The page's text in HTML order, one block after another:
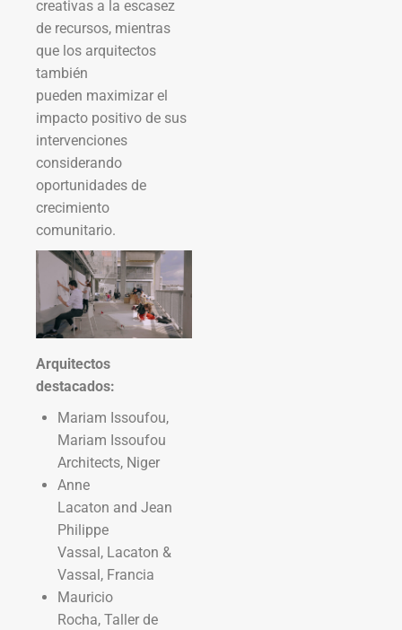
creativas a la escasez
de recursos, mientras
que los arquitectos
también
pueden maximizar el
impacto positivo de sus
intervenciones
considerando
oportunidades de
crecimiento
comunitario.
Arquitectos
destacados:
Mariam Issoufou,
Mariam Issoufou
Architects, Niger
Anne
Lacaton and Jean
Philippe
Vassal, Lacaton &
Vassal, Francia
Mauricio
Rocha, Taller de